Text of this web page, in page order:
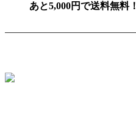
あと5,000円で送料無料！